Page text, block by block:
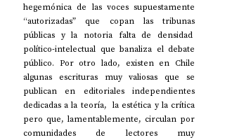
hegemónica de las voces supuestamente
“autorizadas” que copan las tribunas
públicas y la notoria falta de densidad
político-intelectual que banaliza el debate
público. Por otro lado, existen en Chile
algunas escrituras muy valiosas que se
publican en editoriales independientes
dedicadas a la teoría,  la estética y la crítica
pero que, lamentablemente, circulan por
comunidades de lectores muy